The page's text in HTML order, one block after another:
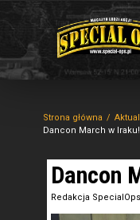
Strona główna
Dancon March w Iraku!
Dancon
Redakcja